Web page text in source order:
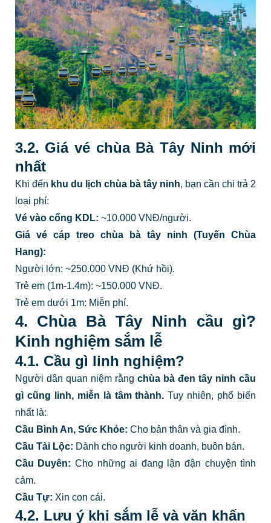
3.2. Giá vé chùa Bà Tây Ninh mới
nhất
Khi đến khu du lịch chùa bà tây ninh, bạn cần chi trả 2
loại phí:
Vé vào cổng KDL: ~10.000 VNĐ/người.
Giá vé cáp treo chùa bà tây ninh (Tuyến Chùa
Hang):
Người lớn: ~250.000 VNĐ (Khứ hồi).
Trẻ em (1m-1.4m): ~150.000 VNĐ.
Trẻ em dưới 1m: Miễn phí.
4. Chùa Bà Tây Ninh cầu gì?
Kinh nghiệm sắm lễ
4.1. Cầu gì linh nghiệm?
Người dân quan niệm rằng chùa bà đen tây ninh cầu
gì cũng linh, miễn là tâm thành.Tuy nhiên, phổ biến
nhất là:
Cầu Bình An, Sức Khỏe: Cho bản thân và gia đình.
Cầu Tài Lộc: Dành cho người kinh doanh, buôn bán.
Cầu Duyên: Cho những ai đang lận đận chuyện tình
cảm.
Cầu Tự: Xin con cái.
4.2. Lưu ý khi sắm lễ và văn khấn